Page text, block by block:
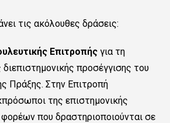
τις ακόλουθες δράσεις:
Επιτροπής για τη
προσέγγισης του
Πράξης. Στην Επιτροπή
της επιστημονικής
φορέων που δραστηριοποιούνται σε